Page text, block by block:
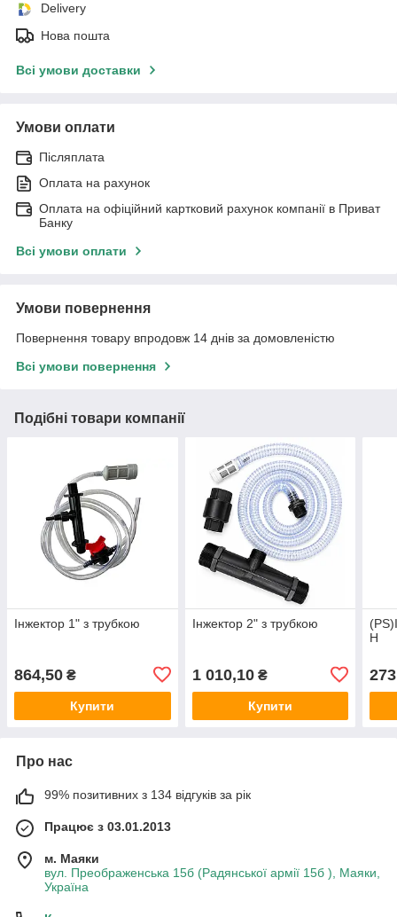
Delivery
Нова пошта
Всі умови доставки
Умови оплати
Післяплата
Оплата на рахунок
Оплата на офіційний картковий рахунок компанії в Приват
Банку
Всі умови оплати
Умови повернення
Повернення товару впродовж 14 днів за домовленістю
Всі умови повернення
Подібні товари компанії
Інжектор 1" з трубкою
864,50 ₴
Купити
Інжектор 2" з трубкою
1 010,10₴
Купити
H
273
Про нас
99% позитивних з 134 відгуків за рік
Працює з 03.01.2013
м. Маяки
вул. Преображенська 15б (Радянської армії 15б ), Маяки,
Україна